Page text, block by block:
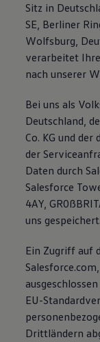
Sitz in
SE, Berliner
Wolfsburg,
verarbeitet
nach unserer
Bei uns als
Deutschland,
Co. KG und
der
Daten durch
Salesforce
4AY,
uns gespeichert.
Ein Zugriff auf
EU-
Drittländern